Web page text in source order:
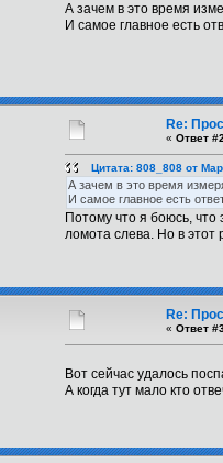
А зачем в это время
И самое главное есть
Re:
« Ответ
Цитата: 808_808 от
А зачем в это время
И самое главное есть
Потому что я боюсь,
ломота слева. Но в этот
Re:
« Ответ
Вот сейчас удалось
А когда тут мало кто